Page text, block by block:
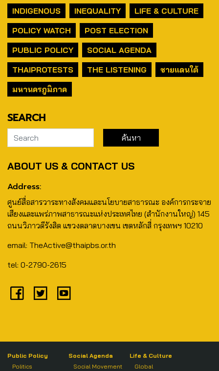
INDIGENOUS
INEQUALITY
LIFE & CULTURE
POLICY WATCH
POST ELECTION
PUBLIC POLICY
SOCIAL AGENDA
THAIPROTESTS
THE LISTENING
ชายแดนใต้
มหานครภูมิภาค
SEARCH
ABOUT US & CONTACT US
Address:
ศูนย์สื่อสารวาระทางสังคมและนโยบายสาธารณะ องค์การกระจาย
เสียงและแพร่ภาพสาธารณะแห่งประเทศไทย (สำนักงานใหญ่) 145
ถนนวิภาวดีรังสิต แขวงตลาดบางเขน เขตหลักสี่ กรุงเทพฯ 10210
email: TheActive@thaipbs.or.th
tel: 0-2790-2615
Public Policy
Politics
Social Agenda
Social Movement
Life & Culture
Global